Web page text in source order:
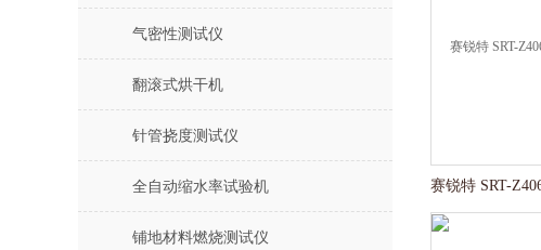
气密性测试仪
翻滚式烘干机
针管挠度测试仪
全自动缩水率试验机
铺地材料燃烧测试仪